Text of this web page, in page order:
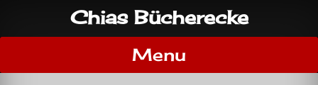
content
Chias Bücherecke
Menu